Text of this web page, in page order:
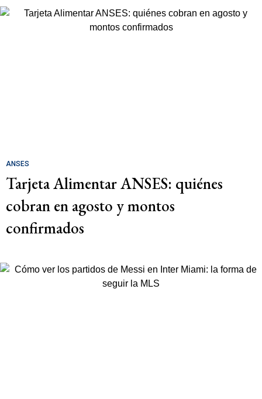
ANSES
Tarjeta Alimentar ANSES: quiénes
cobran en agosto y montos
confirmados